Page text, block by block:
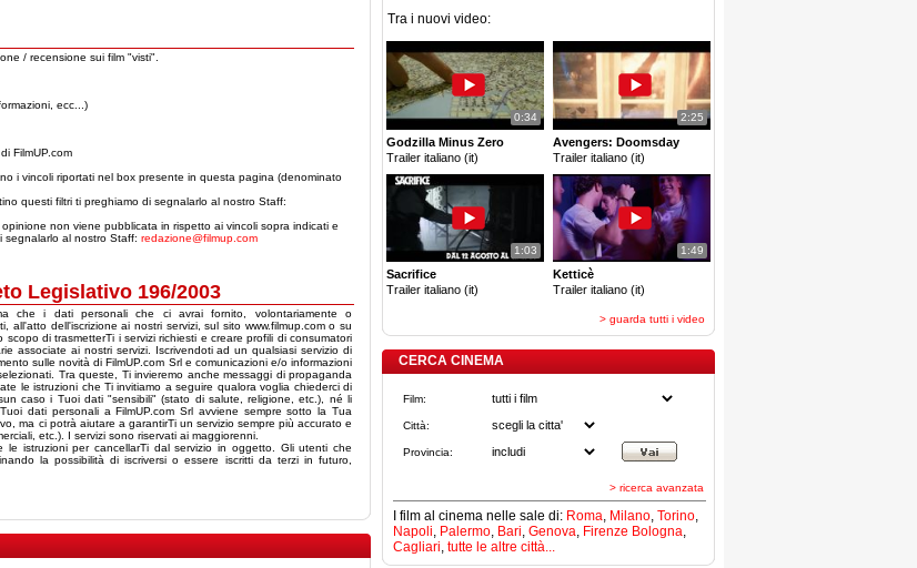
/ recensione sui film "visti".
ecc...)
di FilmUP.com
i vincoli riportati nel box presente in questa pagina (denominato
questi filtri ti preghiamo di segnalarlo al nostro Staff:
non viene pubblicata in rispetto ai vincoli sopra indicati e
segnalarlo al nostro Staff: redazione@filmup.com
Legislativo 196/2003
che i dati personali che ci avrai fornito, volontariamente o
dell'iscrizione ai nostri servizi, sul sito www.filmup.com o su
di trasmetterTi i servizi richiesti e creare profili di consumatori
associate ai nostri servizi. Iscrivendoti ad un qualsiasi servizio di
sulle novità di FilmUP.com Srl e comunicazioni e/o informazioni
Tra queste, Ti invieremo anche messaggi di propaganda
le istruzioni che Ti invitiamo a seguire qualora voglia chiederci di
caso i Tuoi dati "sensibili" (stato di salute, religione, etc.), né li
dati personali a FilmUP.com Srl avviene sempre sotto la Tua
ma ci potrà aiutare a garantirTi un servizio sempre più accurato e
etc.). I servizi sono riservati ai maggiorenni.
istruzioni per cancellarTi dal servizio in oggetto. Gli utenti che
la possibilità di iscriversi o essere iscritti da terzi in futuro,
Tra i nuovi video:
0:34
Godzilla Minus Zero
Trailer italiano (it)
2:25
Avengers: Doomsday
Trailer italiano (it)
1:03
Sacrifice
Trailer italiano (it)
1:49
Ketticè
Trailer italiano (it)
> guarda tutti i video
CERCA CINEMA
Film:
Città:
Provincia:
> ricerca avanzata
I film al cinema nelle sale di: Roma, Milano, Torino,
Napoli, Palermo, Bari, Genova, Firenze Bologna,
Cagliari, tutte le altre città...